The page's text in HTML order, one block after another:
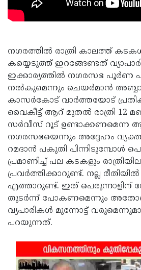
നഗരത്തിൽ രാത്രി കാലത്ത്
കയ്യെടുത്ത് ഇറങ്ങേണ്ടത്
ഇക്കാര്യത്തിൽ നഗരസഭ പൂർണ
നൽകുമെന്നും ചെയർമാൻ
കാസർകോട് വാർത്തയോട്
വൈകീട്ട് ആറ് മുതൽ രാത്രി 12
സർവീസ് റൂട് ഉണ്ടാക്കണമെന്ന
നഗരസഭയെന്നും അദ്ദേഹം
റമദാൻ പകുതി പിന്നിടുമ്പോൾ
പ്രമാണിച്ച് പല കടകളും
പ്രവർത്തിക്കാറുണ്ട്. നല്ല
എത്താറുണ്ട്. ഇത് പെരുന്നാളിന്
തുടർന്ന് പോകണമെന്നും
വ്യപാരികൾ മുന്നോട്ട്
പറയുന്നത്.